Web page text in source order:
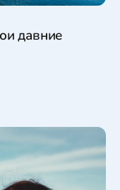
давние